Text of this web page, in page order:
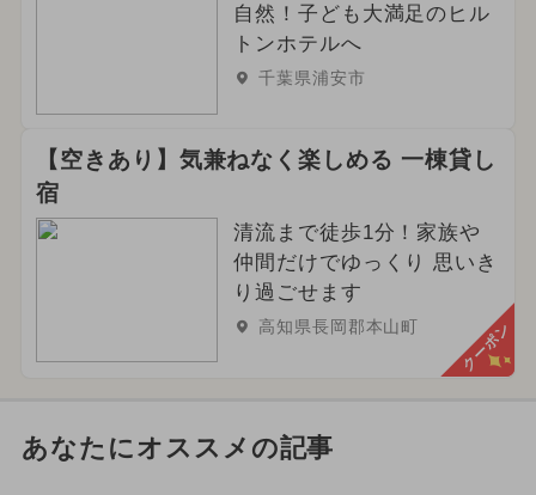
自然！子ども大満足のヒル
トンホテルへ
千葉県浦安市
【空きあり】気兼ねなく楽しめる 一棟貸し
宿
清流まで徒歩1分！家族や
仲間だけでゆっくり 思いき
り過ごせます
高知県長岡郡本山町 クーポン
あなたにオススメの記事